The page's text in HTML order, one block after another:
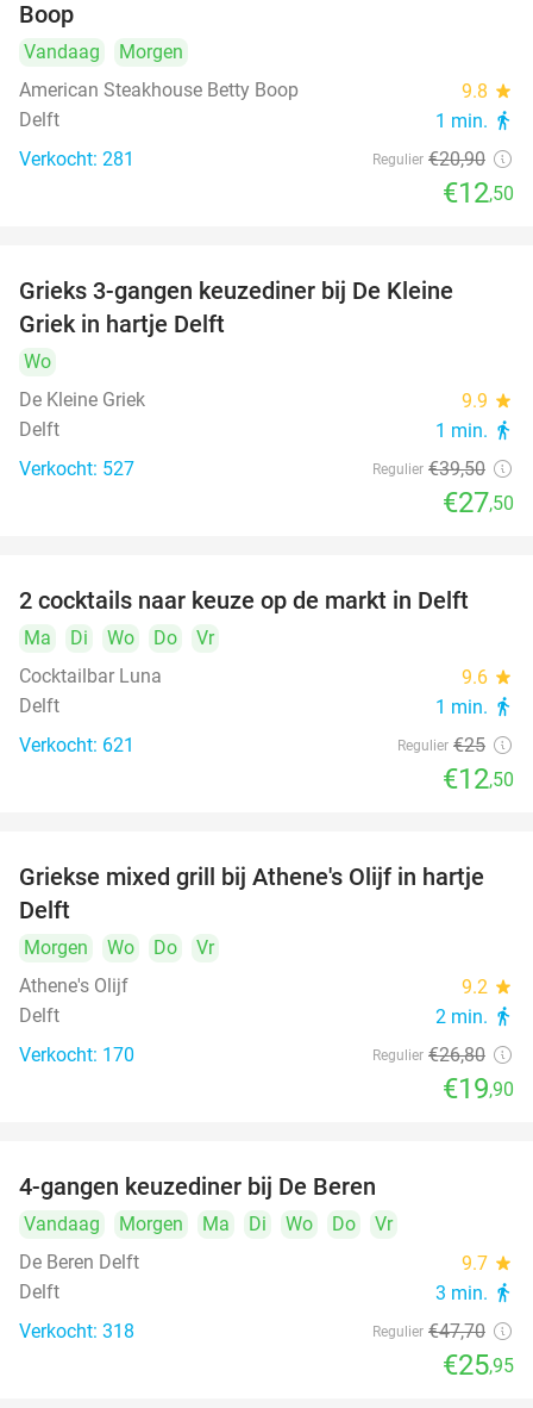
Boop
Vandaag
Morgen
American Steakhouse Betty Boop
9.8 star
Delft 1 min. directions_walk
Verkocht: 281 Regulier €20,90
€12,50
Grieks 3-gangen keuzediner bij De Kleine
Griek in hartje Delft
Wo
De Kleine Griek
9.9 star
Delft 1 min. directions_walk
Verkocht: 527 Regulier €39,50
€27,50
50%
2 cocktails naar keuze op de markt in Delft
Ma Di Wo Do
Vr
Cocktailbar Luna
9.6 star
Delft 1 min. directions_walk
Verkocht: 621 Regulier €25
€12,50
26%
Griekse mixed grill bij Athene's Olijf in hartje
Delft
Morgen Wo Do
Vr
Athene's Olijf
9.2 star
Delft 2 min. directions_walk
Verkocht: 170 Regulier €26,80
€19,90
4-gangen keuzediner bij De Beren
Vandaag Morgen Ma Di Wo Do
Vr
De Beren Delft
9.7 star
Delft 3 min. directions_walk
Verkocht: 318 Regulier €47,70
€25,95